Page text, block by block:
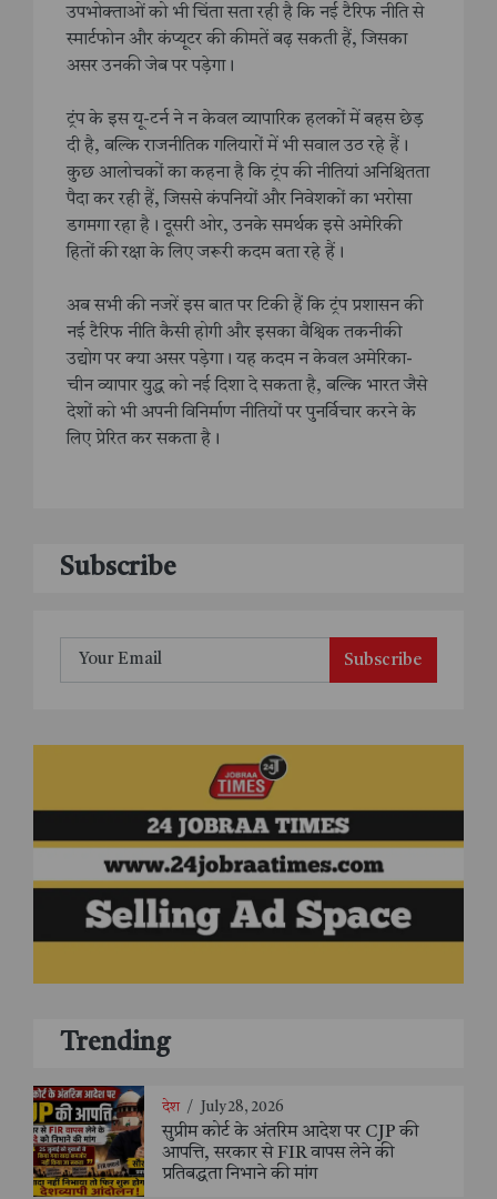
उपभोक्ताओं को भी चिंता सता रही है कि नई टैरिफ नीति से
स्मार्टफोन और कंप्यूटर की कीमतें बढ़ सकती हैं, जिसका
असर उनकी जेब पर पड़ेगा।
ट्रंप के इस यू-टर्न ने न केवल व्यापारिक हलकों में बहस छेड़
दी है, बल्कि राजनीतिक गलियारों में भी सवाल उठ रहे हैं।
कुछ आलोचकों का कहना है कि ट्रंप की नीतियां अनिश्चितता
पैदा कर रही हैं, जिससे कंपनियों और निवेशकों का भरोसा
डगमगा रहा है। दूसरी ओर, उनके समर्थक इसे अमेरिकी
हितों की रक्षा के लिए जरूरी कदम बता रहे हैं।
अब सभी की नजरें इस बात पर टिकी हैं कि ट्रंप प्रशासन की
नई टैरिफ नीति कैसी होगी और इसका वैश्विक तकनीकी
उद्योग पर क्या असर पड़ेगा। यह कदम न केवल अमेरिका-
चीन व्यापार युद्ध को नई दिशा दे सकता है, बल्कि भारत जैसे
देशों को भी अपनी विनिर्माण नीतियों पर पुनर्विचार करने के
लिए प्रेरित कर सकता है।
Subscribe
Subscribe
Trending
देश / July 28, 2026
सुप्रीम कोर्ट के अंतरिम आदेश पर CJP की
आपत्ति, सरकार से FIR वापस लेने की
प्रतिबद्धता निभाने की मांग